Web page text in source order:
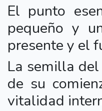
El punto
pequeño y
presente y el
La semilla
de su
vitalidad